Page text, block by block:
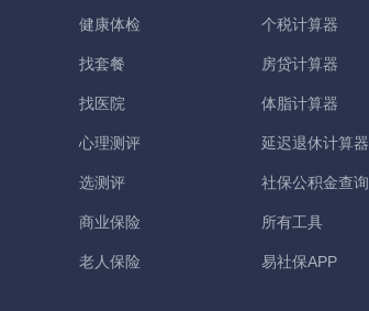
健康体检
找套餐
找医院
心理测评
选测评
商业保险
老人保险
个税计算器
房贷计算器
体脂计算器
延迟退休计算器
社保公积金查询
所有工具
易社保APP